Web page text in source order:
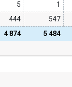
4 874 5 484
5 1
444 547